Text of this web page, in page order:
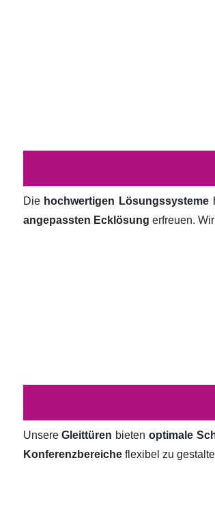
Die hochwertigen Lösungssysteme
angepassten Ecklösung erfreuen.
UnsereGleittüren bietenoptimale
Konferenzbereiche flexibel zu